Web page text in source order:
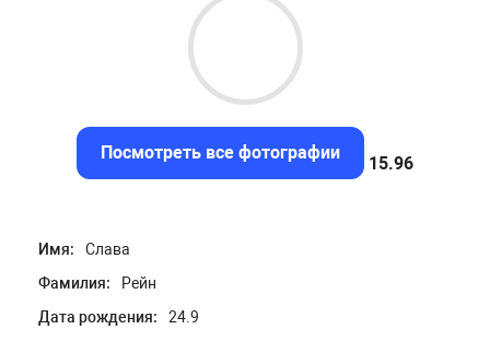
Посмотреть все фотографии
15.58
Имя:
Слава
Фамилия:
Рейн
Дата рождения:
24.9